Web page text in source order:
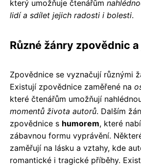
který umožňuje čtenářům
lidí a sdílet jejich radosti i bolesti.
Různé žánry zpovědnic
Zpovědnice se vyznačují různými
Existují zpovědnice zaměřené na
které čtenářům umožňují
momentů života autorů. Dalším
zpovědnice s humorem, které
zábavnou formu vyprávění.
zaměřují na lásku a vztahy, kde
romantické i tragické příběhy.